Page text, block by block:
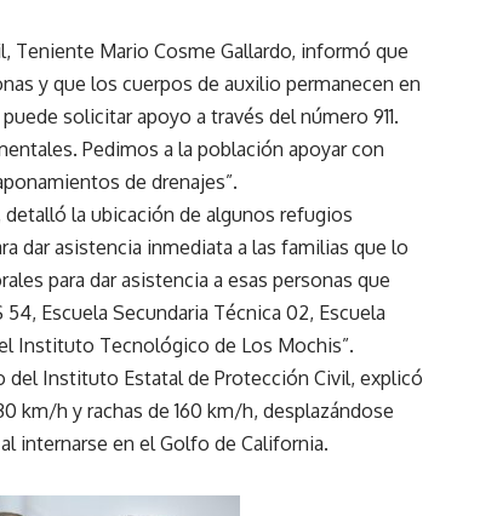
Teniente Mario Cosme Gallardo, informó que
y que los cuerpos de auxilio permanecen en
solicitar apoyo a través del número 911.
Pedimos a la población apoyar con
de drenajes”.
detalló la ubicación de algunos refugios
dar asistencia inmediata a las familias que lo
para dar asistencia a esas personas que
Escuela Secundaria Técnica 02, Escuela
Instituto Tecnológico de Los Mochis”.
del Instituto Estatal de Protección Civil, explicó
km/h y rachas de 160 km/h, desplazándose
internarse en el Golfo de California.